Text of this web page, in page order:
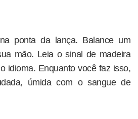
ponta da lança. Balance um
mão. Leia o sinal de madeira
idioma. Enquanto você faz isso,
úmida com o sangue de